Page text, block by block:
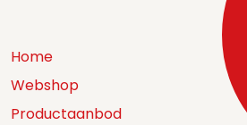
Home
Webshop
Productaanbod